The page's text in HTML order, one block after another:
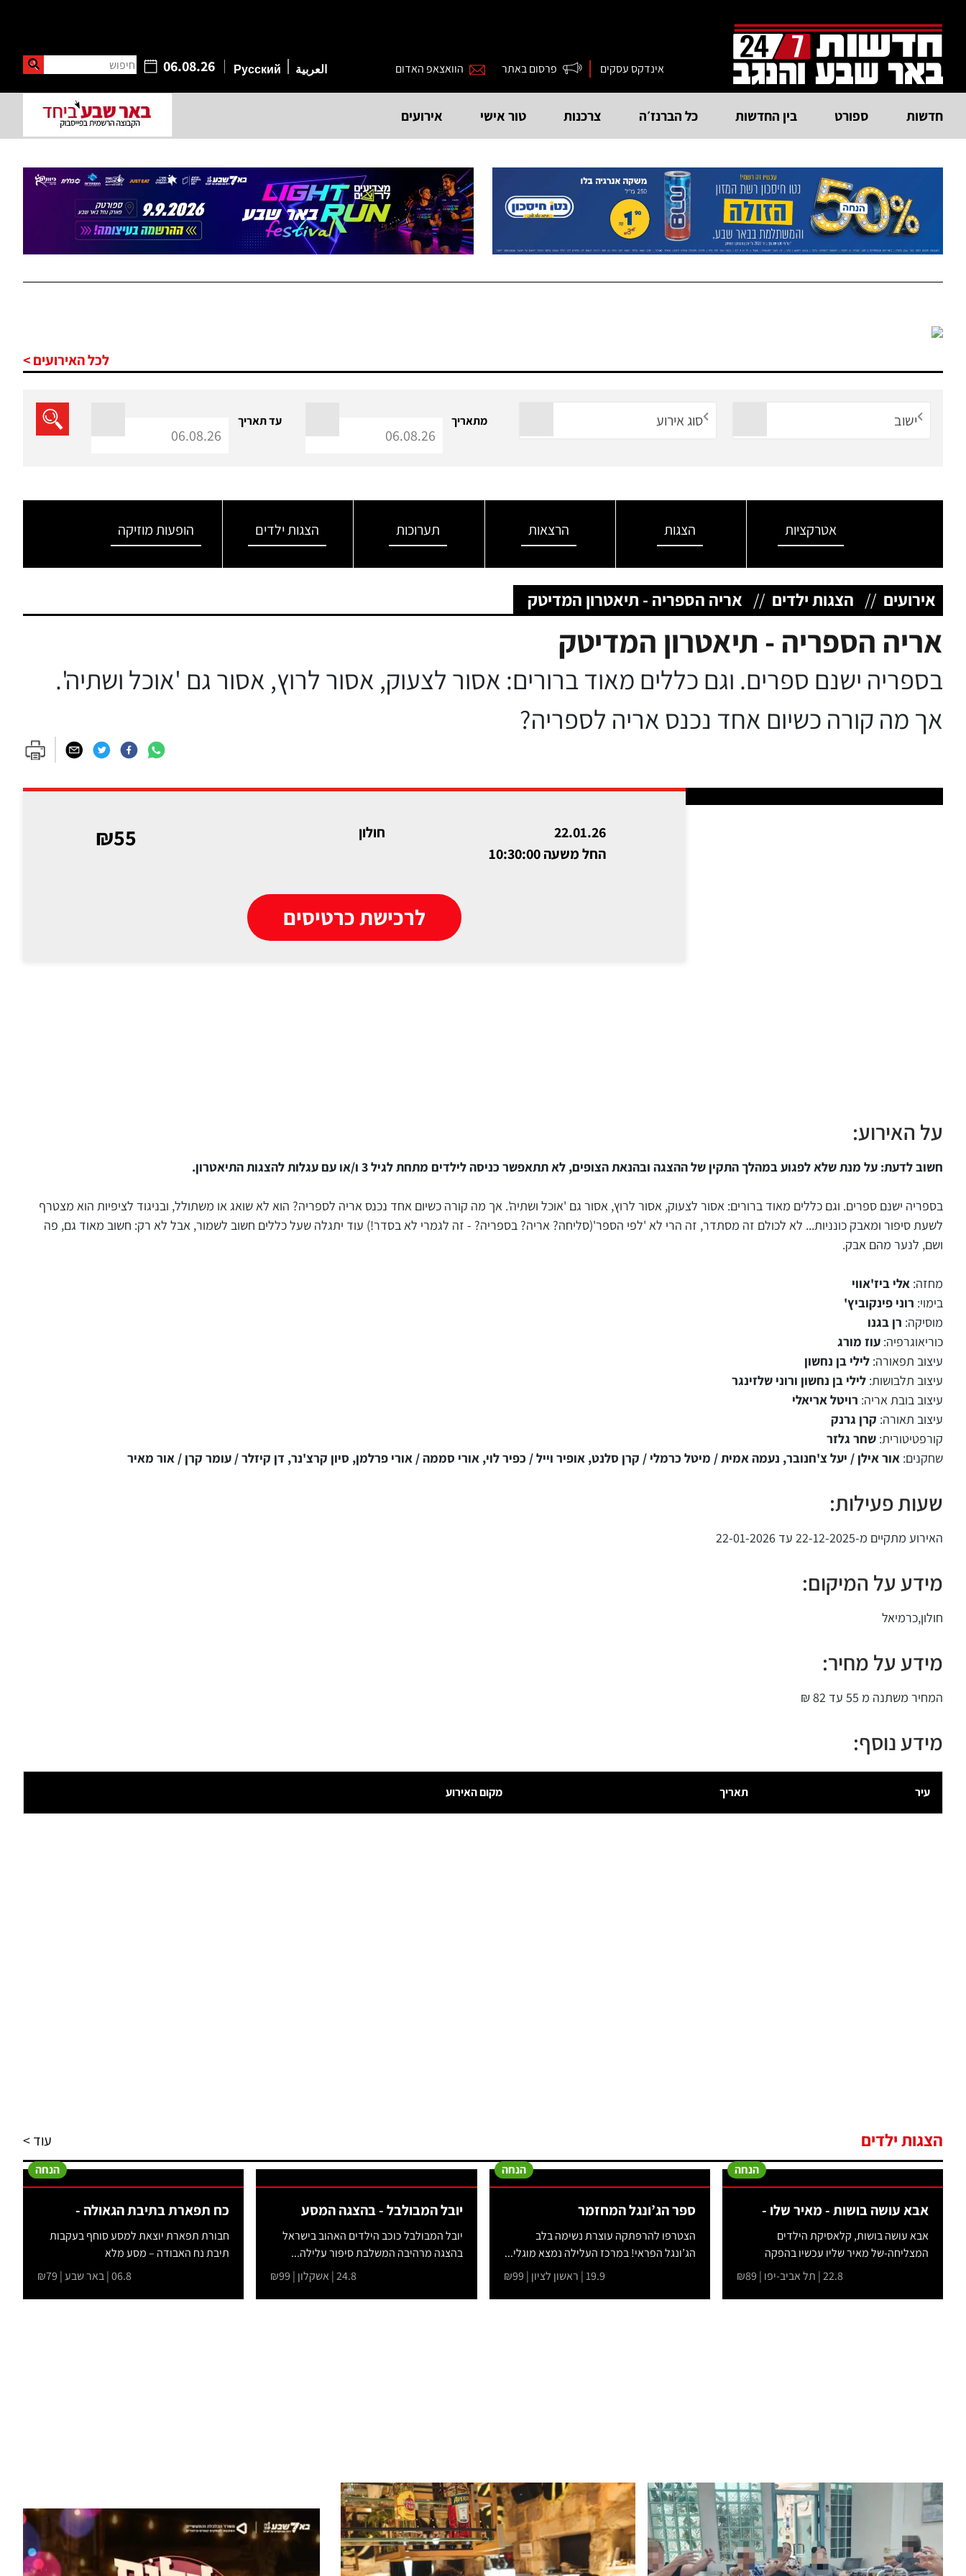
אינדקס עסקים פרסום באתר הוואצאפ האדום 06.08.26 חיפוש العربية Русский
חדשות ספורט בין החדשות כל הברנז׳ה צרכנות טור אישי אירועים
לכל האירועים >
ישוב סוג אירוע מתאריך עד תאריך
אטרקציות הצגות הרצאות תערוכות הצגות ילדים הופעות מוזיקה
אירועים // הצגות ילדים // אריה הספריה - תיאטרון המדיטק
אריה הספריה - תיאטרון המדיטק
בספריה ישנם ספרים. וגם כללים מאוד ברורים: אסור לצעוק, אסור לרוץ, אסור גם 'אוכל ושתיה'.
אך מה קורה כשיום אחד נכנס אריה לספריה?
22.01.26
החל משעה 10:30:00
חולון ₪55
לרכישת כרטיסים
על האירוע:
חשוב לדעת: על מנת שלא לפגוע במהלך התקין של ההצגה ובהנאת הצופים, לא תתאפשר כניסה לילדים מתחת לגיל 3 ו/או עם עגלות להצגות התיאטרון.
בספריה ישנם ספרים. וגם כללים מאוד ברורים: אסור לצעוק, אסור לרוץ, אסור גם 'אוכל ושתיה'. אך מה קורה כשיום אחד נכנס אריה לספריה? הוא לא שואג או משתולל, ובניגוד לציפיות הוא מצטרף
לשעת סיפור ומאבק כונניות... לא לכולם זה מסתדר, זה הרי לא 'לפי הספר'(סליחה? אריה? בספריה? - זה לגמרי לא בסדר!) עוד יתגלה שעל כללים חשוב לשמור, אבל לא רק: חשוב מאוד גם, פה
ושם, לנער מהם אבק.
מחזה: אלי ביז'אווי
בימוי: רוני פינקוביץ'
מוסיקה: רן בגנו
כוריאוגרפיה: עוז מורג
עיצוב תפאורה: לילי בן נחשון
עיצוב תלבושות: לילי בן נחשון ורוני שלזינגר
עיצוב בובת אריה: רויטל אריאלי
עיצוב תאורה: קרן גרנק
קורפטיטורית: שחר גלזר
שחקנים: אור אילן / יעל צ'חנובר, נעמה אמית / מיטל כרמלי / קרן סלנט, אופיר וייל / כפיר לוי, אורי סממה / אורי פרלמן, סיון קרצ'נר, דן קיזלר / עומר קרן / אור מאיר
שעות פעילות:
האירוע מתקיים מ-22-12-2025 עד 22-01-2026
מידע על המיקום:
חולון,כרמיאל
מידע על מחיר:
המחיר משתנה מ 55 עד 82 ₪
מידע נוסף:
עיר תאריך מקום האירוע
הצגות ילדים עוד >
הנחה
אבא עושה בושות - מאיר שלו -
אבא עושה בושות, קלאסיקת הילדים
המצליחה-של מאיר שליו עכשיו בהפקה
22.8 | תל אביב-יפו | ₪89
הנחה
ספר הג’ונגל המחזמר
הצטרפו להרפתקה עוצרת נשימה בלב
הג’ונגל הפראי! במרכז העלילה נמצא מוגלי...
19.9 | ראשון לציון | ₪99
יובל המבולבל - בהצגה המסע
יובל המבולבל כוכב הילדים האהוב בישראל
בהצגה מרהיבה המשלבת סיפור עלילה...
24.8 | אשקלון | ₪99
הנחה
כח תפארת בתיבת הגאולה -
חבורת תפארת יוצאת למסע סוחף בעקבות
תיבת נח האבודה – מסע מלא
06.8 | באר שבע | ₪79